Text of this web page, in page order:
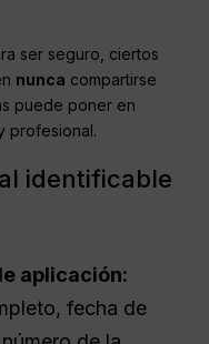
ser seguro, ciertos
nunca compartirse
puede poner en
profesional.
identificable
aplicación:
fecha de